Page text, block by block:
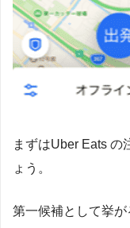
まずはUber Eats の
ょう。
第一候補として挙が